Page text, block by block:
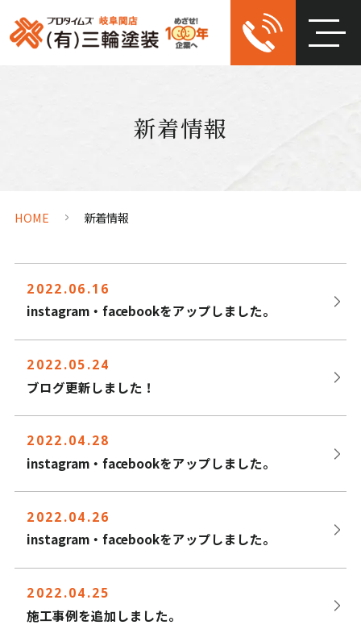
新着情報
HOME 新着情報
2022.06.16
instagram・facebookをアップしました。
2022.05.24
ブログ更新しました！
2022.04.28
instagram・facebookをアップしました。
2022.04.26
instagram・facebookをアップしました。
2022.04.25
施工事例を追加しました。